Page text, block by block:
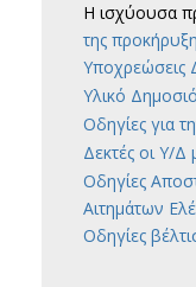
Η ισχύουσα
της
Υποχρεώσεις
Υλικό
Οδηγίες για
Δεκτές οι Υ/
Οδηγίες
Αιτημάτων
Οδηγίες